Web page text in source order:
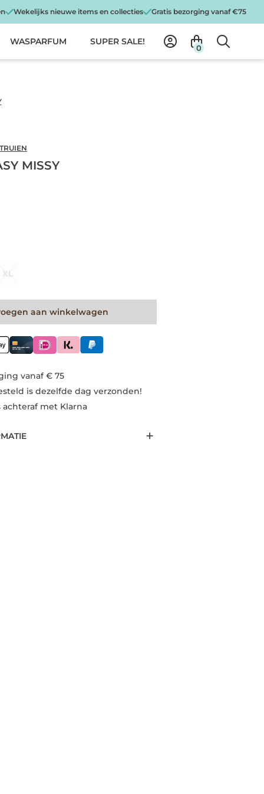
Wekelijks nieuwe items en collecties Gratis bezorging vanaf €75
WASPARFUM SUPER SALE!
0
MISSY
XL
aan winkelwagen
vanaf € 75
is dezelfde dag verzonden!
achteraf met Klarna